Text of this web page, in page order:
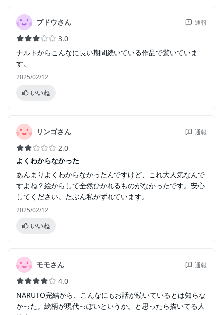
ブドウさん 通報
3.0
ナルトからこんなに長い期間続いている作品で驚いていま
す。
2025/02/12
いいね
リンゴさん 通報
2.0
よくわからなかった
あんまりよくわからなかったんですけど、これ大人気なんで
すよね？絵からして全然ひかれるものがなかったです。安心
してください。たぶん私がずれています。
2025/02/12
いいね
モモさん 通報
4.0
NARUTO完結から、こんなにもお話が続いているとは知らな
かった。絵柄が現代っぽいというか。と思ったら描いてる人